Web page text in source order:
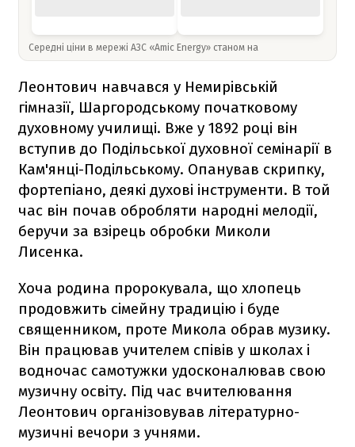
Середні ціни в мережі АЗС «Amic Energy» станом на
Леонтович навчався у Немирівській
гімназії, Шаргородському початковому
духовному училищі. Вже у 1892 році він
вступив до Подільської духовної семінарії в
Кам'янці-Подільському. Опанував скрипку,
фортепіано, деякі духові інструменти. В той
час він почав обробляти народні мелодії,
беручи за взірець обробки Миколи
Лисенка.
Хоча родина пророкувала, що хлопець
продовжить сімейну традицію і буде
священником, проте Микола обрав музику.
Він працював учителем співів у школах і
водночас самотужки удосконалював свою
музичну освіту. Під час вчителювання
Леонтович організовував літературно-
музичні вечори з учнями.